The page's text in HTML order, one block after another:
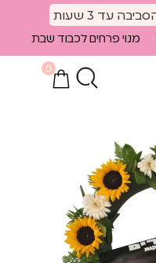
עד 3 שעות
מנוי פרחים לכבוד שבת
0